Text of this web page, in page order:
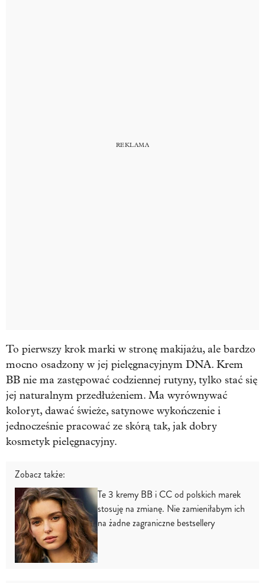
To pierwszy krok marki w stronę makijażu, ale bardzo
mocno osadzony w jej pielęgnacyjnym DNA. Krem
BB nie ma zastępować codziennej rutyny, tylko stać się
jej naturalnym przedłużeniem. Ma wyrównywać
koloryt, dawać świeże, satynowe wykończenie i
jednocześnie pracować ze skórą tak, jak dobry
kosmetyk pielęgnacyjny.
Zobacz także:
Te 3 kremy BB i CC od polskich marek
stosuję na zmianę. Nie zamieniłabym ich
na żadne zagraniczne bestsellery